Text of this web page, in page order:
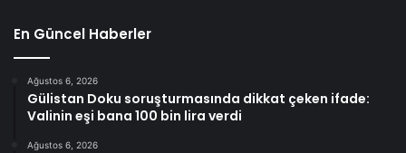
En Güncel Haberler
Ağustos 6, 2026
Gülistan Doku soruşturmasında dikkat çeken ifade:
Valinin eşi bana 100 bin lira verdi
Ağustos 6, 2026